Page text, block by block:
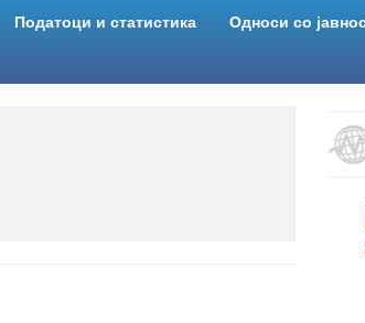
Податоци и статистика
Односи со